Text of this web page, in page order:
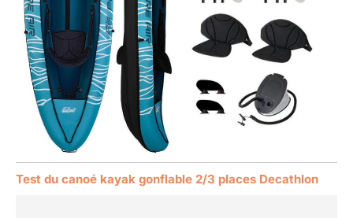
Test du canoé kayak gonflable 2/3 places Decathlon